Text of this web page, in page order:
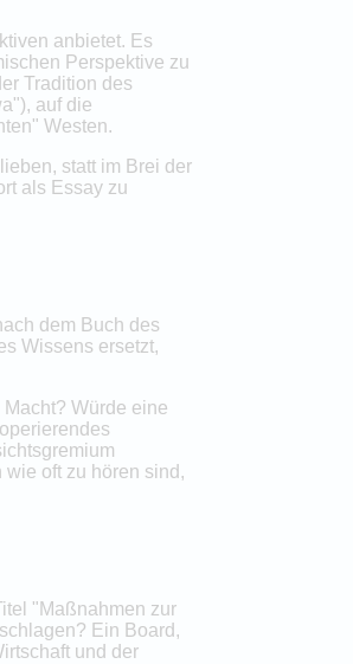
anbietet. Es
Perspektive zu
Tradition des
auf die
Westen.
statt im Brei der
als Essay zu
dem Buch des
Wissens ersetzt,
Würde eine
oft zu hören sind,
"Maßnahmen zur
Ein Board,
und der